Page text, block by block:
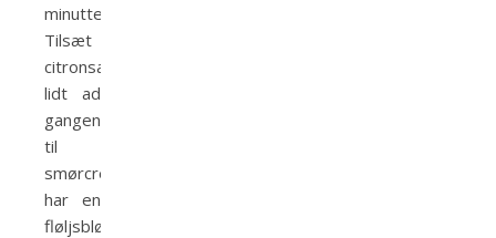
minutter.
Tilsæt
citronsaften
lidt ad
gangen
til
smørcremen
har en
fløljsblød